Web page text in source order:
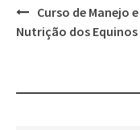
Post
navigation
Curso de Manejo e
Nutrição dos Equinos